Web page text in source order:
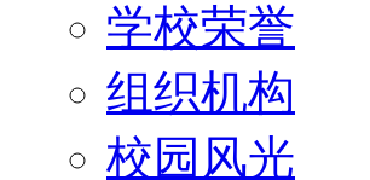
学校荣誉
组织机构
校园风光